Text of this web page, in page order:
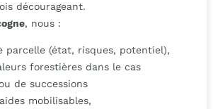
décourageant.
, nous :
parcelle (état, risques, potentiel),
forestières dans le cas
de successions
mobilisables,